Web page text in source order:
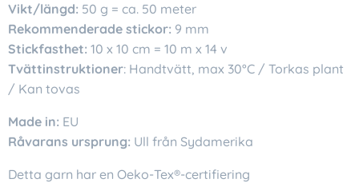
Vikt/längd: 50 g = ca. 50 meter
Rekommenderade stickor: 9 mm
Stickfasthet: 10 x 10 cm = 10 m x 14 v
Tvättinstruktioner: Handtvätt, max 30°C / Torkas plant
/ Kan tovas
Made in: EU
Råvarans ursprung: Ull från Sydamerika
Detta garn har en Oeko-Tex®-certifiering